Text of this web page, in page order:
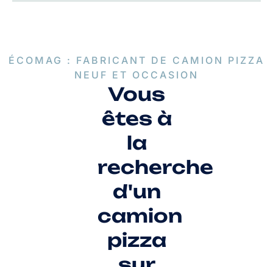
ÉCOMAG : FABRICANT DE CAMION PIZZA
NEUF ET OCCASION
Vous
êtes à
la
recherche
d'un
camion
pizza